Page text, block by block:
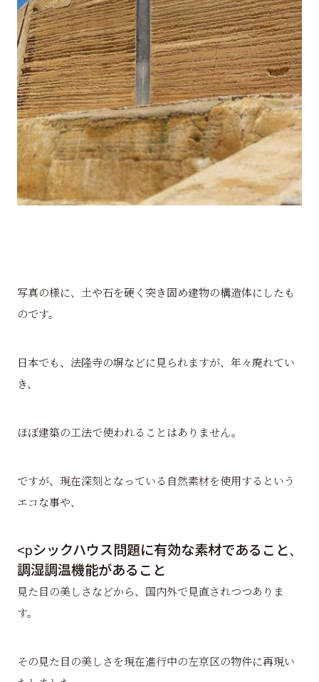
写真の様に、土や石を硬く突き固め建物の構造体にしたも
のです。
日本でも、法隆寺の塀などに見られますが、年々廃れてい
き、
ほぼ建築の工法で使われることはありません。
ですが、現在深刻となっている自然素材を使用するという
エコな事や、
<pシックハウス問題に有効な素材であること、
調湿調温機能があること
見た目の美しさなどから、国内外で見直されつつありま
す。
その見た目の美しさを現在進行中の左京区の物件に再現い